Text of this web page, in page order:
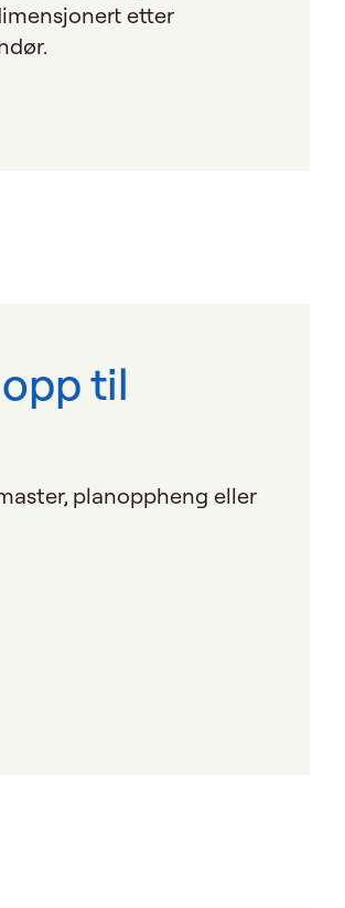
etter
til
planoppheng eller